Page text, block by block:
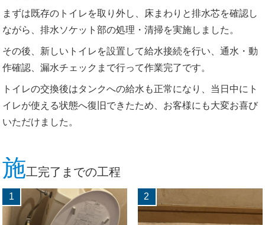
まずは既存のトイレを取り外し、床まわりと排水芯を確認し
ながら、排水ソケット部の処理・清掃を実施しました。
その後、新しいトイレを設置して給水接続を行い、通水・動
作確認、漏水チェックまで行って作業完了です。
トイレの交換後はタンクへの給水も正常になり、当日中にト
イレが使える状態へ復旧できたため、お客様にも大変お喜び
いただけました。
施工完了までの工程
1 2